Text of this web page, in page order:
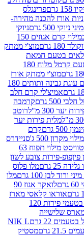
פרינגלס
מהירה-
ניוקי
גליליות וופל במילוי קרם אגוזים 150
מוצ'י ממתק
חמאת
מוצ'י ממתקי אורז ממולאים בטעם קרמל מלוח 180
ממתק אורז
מוצ'י ממתק אורז בטעם עוגת גבינה ותותים 180
קרם חלב
קרמבה
רוטב
פירות יער
קרם
סניידרס
מלו מרשמלו טוויסט מילוי תפוח 63
צובע לשון
מלו פלוס
מלו
לואקר אגוז 90
מארז
לוקיטוס סוכריות על מקל בטעמי פירות 120
NIK L
מסטיק